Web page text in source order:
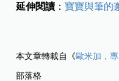
延伸閱讀 ：寶寶與筆的
本文章轉載自《歐米加，
部落格